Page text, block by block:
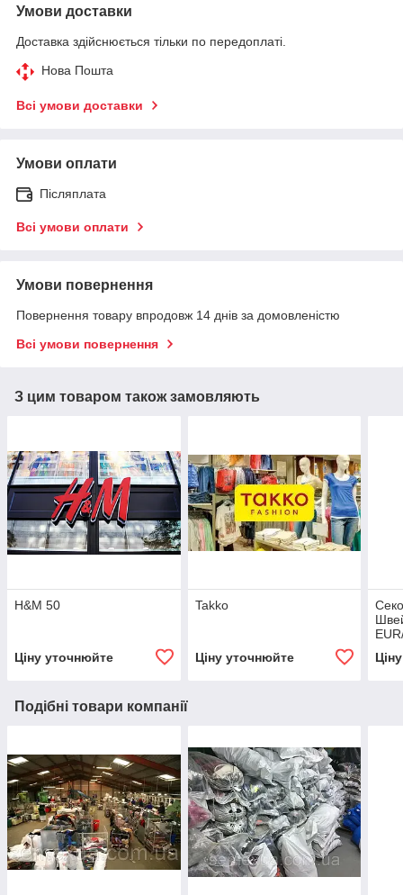
Умови доставки
Доставка здійснюється тільки по передоплаті.
Нова Пошта
Всі умови доставки
Умови оплати
Післяплата
Всі умови оплати
Умови повернення
Повернення товару впродовж 14 днів за домовленістю
Всі умови повернення
З цим товаром також замовляють
H&M 50
Ціну уточнюйте
Takko
Ціну уточнюйте
Подібні товари компанії